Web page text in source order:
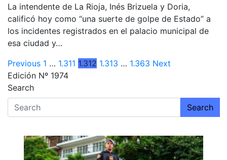
La intendente de La Rioja, Inés Brizuela y Doria,
calificó hoy como “una suerte de golpe de Estado” a
los incidentes registrados en el palacio municipal de
esa ciudad y…
Paginación
de
entradas
Previous 1 … 1.311 1.312 1.313 … 1.363 Next
Edición Nº 1974
Search
Search